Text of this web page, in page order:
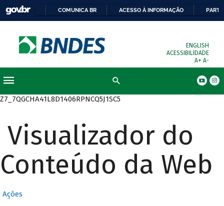
COMUNICA BR ACESSO À INFORMAÇÃO
ENGLISH
ACESSIBILIDADE
A+ A-
Z7_7QGCHA41L8D1406RPNCQ5J1SC5
Visualizador do
Conteúdo da Web
Ações